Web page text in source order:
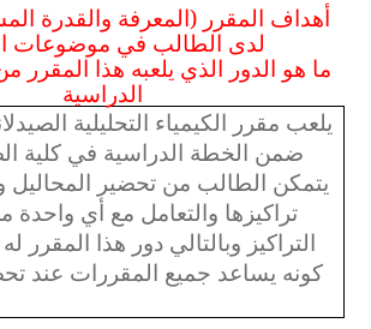
أهداف المقرر (المعرفة والقدرة
لدى الطالب في موضوعات
ما هو الدور الذي يلعبه هذا
الدراسية
ضمن الخطة الدراسية في كلية
يتمكن الطالب من تحضير
تراكيزها والتعامل مع أي
التراكيز وبالتالي دور هذا المقرر
كونه يساعد جميع المقررات عند